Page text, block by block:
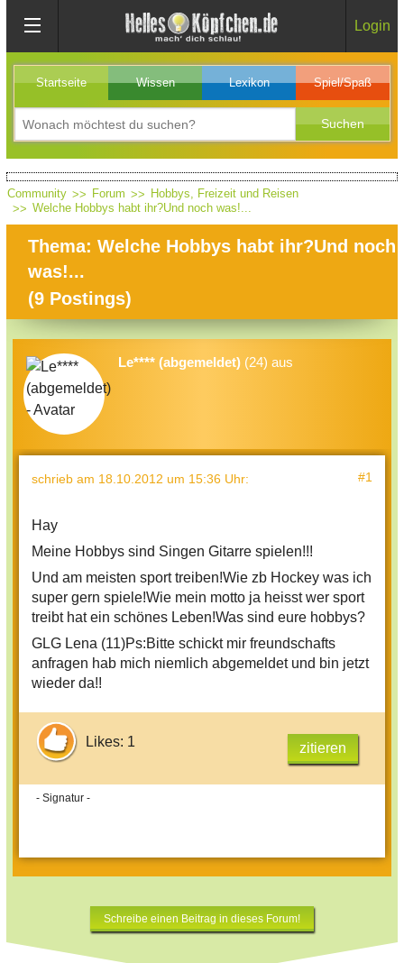
Login
Startseite Wissen Lexikon Spiel/Spaß
Community Forum
Hobbys, Freizeit und Reisen
Welche Hobbys habt ihr?Und noch was!...
Thema: Welche Hobbys habt ihr?Und noch
was!...
(9 Postings)
Le**** (abgemeldet) (24) aus
schrieb am 18.10.2012 um 15:36 Uhr: #1
Hay
Meine Hobbys sind Singen Gitarre spielen!!!
Und am meisten sport treiben!Wie zb Hockey was ich
super gern spiele!Wie mein motto ja heisst wer sport
treibt hat ein schönes Leben!Was sind eure hobbys?
GLG Lena (11)Ps:Bitte schickt mir freundschafts
anfragen hab mich niemlich abgemeldet und bin jetzt
wieder da!!
Likes: 1 zitieren
- Signatur -
Schreibe einen Beitrag in dieses Forum!